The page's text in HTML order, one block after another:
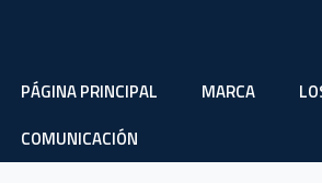
PÁGINA PRINCIPAL MARCA
COMUNICACIÓN